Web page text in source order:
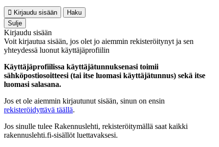
Kirjaudu sisään
Haku
Sulje
Kirjaudu sisään
Voit kirjautua sisään, jos olet jo aiemmin rekisteröitynyt ja sen
yhteydessä luonut käyttäjäprofiilin
Käyttäjäprofiilissa käyttäjätunnuksenasi toimii
sähköpostiosoitteesi (tai itse luomasi käyttäjätunnus) sekä itse
luomasi salasana.
Jos et ole aiemmin kirjautunut sisään, sinun on ensin
rekisteröidyttävä täällä.
Jos sinulle tulee Rakennuslehti, rekisteröitymällä saat kaikki
rakennuslehti.fi-sisällöt luettavaksesi.